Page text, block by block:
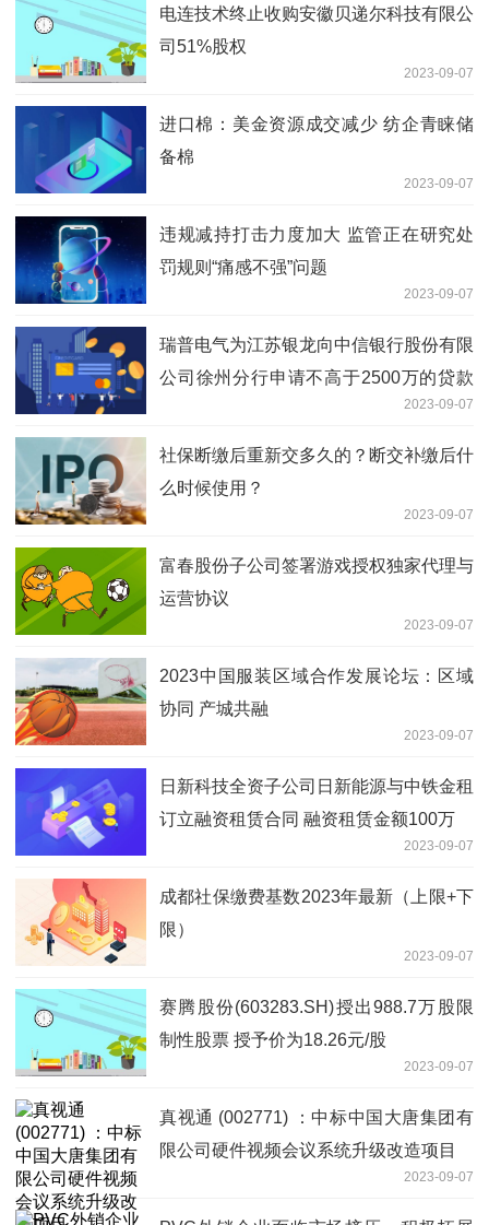
电连技术终止收购安徽贝递尔科技有限公
司51%股权
2023-09-07
进口棉：美金资源成交减少 纺企青睐储
备棉
2023-09-07
违规减持打击力度加大 监管正在研究处
罚规则“痛感不强”问题
2023-09-07
瑞普电气为江苏银龙向中信银行股份有限
公司徐州分行申请不高于2500万的贷款
2023-09-07
社保断缴后重新交多久的？断交补缴后什
么时候使用？
2023-09-07
富春股份子公司签署游戏授权独家代理与
运营协议
2023-09-07
2023中国服装区域合作发展论坛：区域
协同 产城共融
2023-09-07
日新科技全资子公司日新能源与中铁金租
订立融资租赁合同 融资租赁金额100万
2023-09-07
成都社保缴费基数2023年最新（上限+下
限）
2023-09-07
赛腾股份(603283.SH)授出988.7万股限
制性股票 授予价为18.26元/股
2023-09-07
真视通 (002771) ：中标中国大唐集团有
限公司硬件视频会议系统升级改造项目
2023-09-07